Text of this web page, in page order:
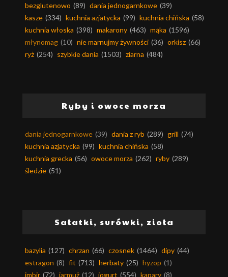
bezglutenowo (89) dania jednogarnkowe (39)
kasze (334) kuchnia azjatycka (99) kuchnia chińska (58)
kuchnia włoska (398) makarony (463) mąka (1596)
młynomag (10) nie marnujmy żywności (36) orkisz (66)
ryż (254) szybkie dania (1503) ziarna (484)
Ryby i owoce morza
dania jednogarnkowe (39) dania z ryb (289) grill (74)
kuchnia azjatycka (99) kuchnia chińska (58)
kuchnia grecka (56) owoce morza (262) ryby (289)
śledzie (51)
Sałatki, surówki, zioła
bazylia (127) chrzan (66) czosnek (1464) dipy (44)
estragon (8) fit (713) herbaty (25) hyzop (1)
imbir (72) jarmuż (12) jogurt (554) kapary (8)